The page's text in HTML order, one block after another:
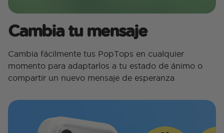
Cambia tu mensaje
Cambia fácilmente tus PopTops en cualquier
momento para adaptarlos a tu estado de ánimo o
compartir un nuevo mensaje de esperanza